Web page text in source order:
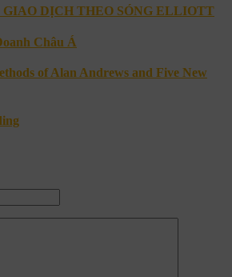
GIAO DỊCH THEO SÓNG ELLIOTT
Châu Á
of Alan Andrews and Five New